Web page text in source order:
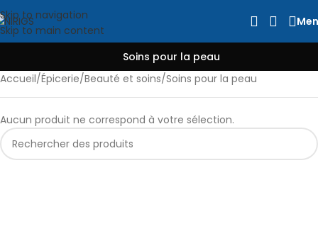
Skip to navigation
Skip to main content
Soins pour la peau
Accueil Épicerie Beauté et soins Soins pour la peau
Aucun produit ne correspond à votre sélection.